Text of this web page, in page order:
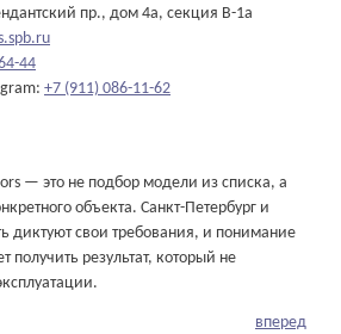
пр., дом 4а, секция В-1а
44
+7 (911) 086-11-62
— это не подбор модели из списка, а
объекта. Санкт-Петербург и
диктуют свои требования, и понимание
получить результат, который не
вперед